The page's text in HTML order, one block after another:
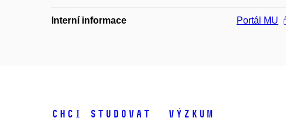
Interní informace Portál MU
Chci studovat Výzkum